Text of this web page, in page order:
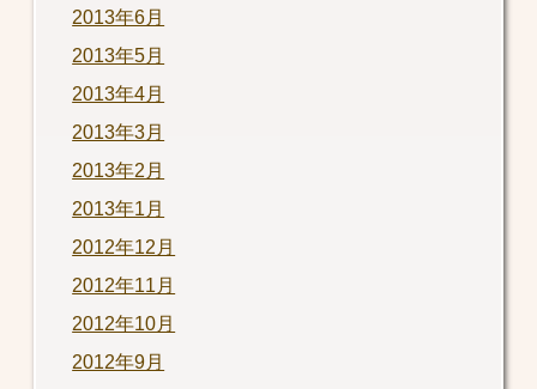
2013年6月
2013年5月
2013年4月
2013年3月
2013年2月
2013年1月
2012年12月
2012年11月
2012年10月
2012年9月